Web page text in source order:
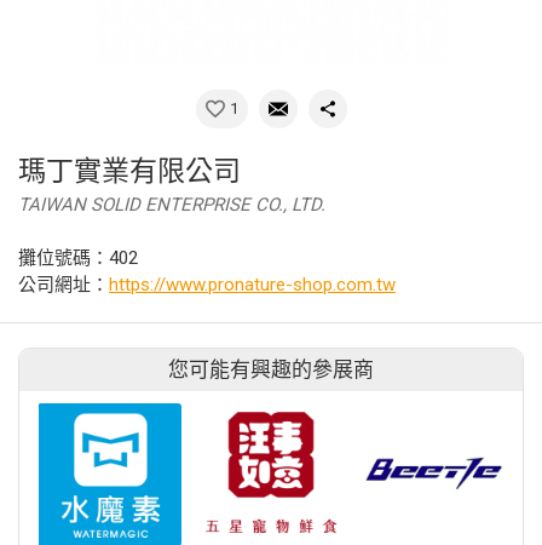
1
瑪丁實業有限公司
TAIWAN SOLID ENTERPRISE CO., LTD.
攤位號碼：402
公司網址： https://www.pronature-shop.com.tw
您可能有興趣的參展商